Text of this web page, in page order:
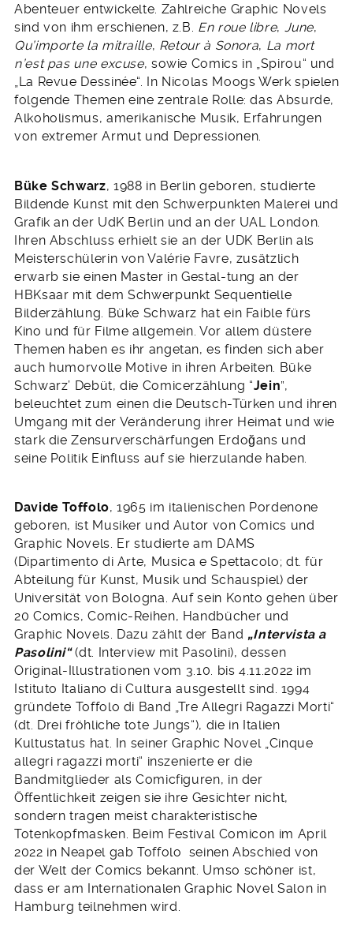
Abenteuer entwickelte. Zahlreiche Graphic Novels
sind von ihm erschienen, z.B. En roue libre, June,
Qu’importe la mitraille, Retour à Sonora, La mort
n’est pas une excuse, sowie Comics in „Spirou“ und
„La Revue Dessinée“. In Nicolas Moogs Werk spielen
folgende Themen eine zentrale Rolle: das Absurde,
Alkoholismus, amerikanische Musik, Erfahrungen
von extremer Armut und Depressionen.
Büke Schwarz, 1988 in Berlin geboren, studierte
Bildende Kunst mit den Schwerpunkten Malerei und
Grafik an der UdK Berlin und an der UAL London.
Ihren Abschluss erhielt sie an der UDK Berlin als
Meisterschülerin von Valérie Favre, zusätzlich
erwarb sie einen Master in Gestal-tung an der
HBKsaar mit dem Schwerpunkt Sequentielle
Bilderzählung. Büke Schwarz hat ein Faible fürs
Kino und für Filme allgemein. Vor allem düstere
Themen haben es ihr angetan, es finden sich aber
auch humorvolle Motive in ihren Arbeiten. Büke
Schwarz’ Debüt, die Comicerzählung “Jein”,
beleuchtet zum einen die Deutsch-Türken und ihren
Umgang mit der Veränderung ihrer Heimat und wie
stark die Zensurverschärfungen Erdoğans und
seine Politik Einfluss auf sie hierzulande haben.
Davide Toffolo, 1965 im italienischen Pordenone
geboren, ist Musiker und Autor von Comics und
Graphic Novels. Er studierte am DAMS
(Dipartimento di Arte, Musica e Spettacolo; dt. für
Abteilung für Kunst, Musik und Schauspiel) der
Universität von Bologna. Auf sein Konto gehen über
20 Comics, Comic-Reihen, Handbücher und
Graphic Novels. Dazu zählt der Band „Intervista a
Pasolini“(dt. Interview mit Pasolini), dessen
Original-Illustrationen vom 3.10. bis 4.11.2022 im
Istituto Italiano di Cultura ausgestellt sind. 1994
gründete Toffolo di Band „Tre Allegri Ragazzi Morti“
(dt. Drei fröhliche tote Jungs“), die in Italien
Kultustatus hat. In seiner Graphic Novel „Cinque
allegri ragazzi morti“ inszenierte er die
Bandmitglieder als Comicfiguren, in der
Öffentlichkeit zeigen sie ihre Gesichter nicht,
sondern tragen meist charakteristische
Totenkopfmasken. Beim Festival Comicon im April
2022 in Neapel gab Toffolo seinen Abschied von
der Welt der Comics bekannt. Umso schöner ist,
dass er am Internationalen Graphic Novel Salon in
Hamburg teilnehmen wird.